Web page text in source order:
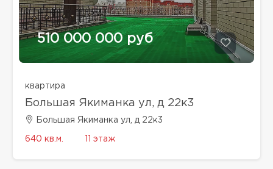
510 000 000 руб
квартира
Большая Якиманка ул, д 22к3
Большая Якиманка ул, д 22к3
640 кв.м. 11 этаж